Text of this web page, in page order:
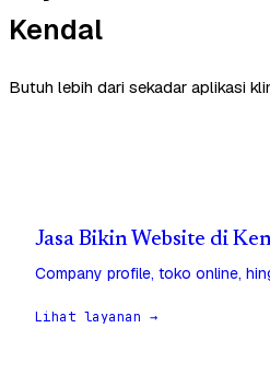
Kendal
Butuh lebih dari sekadar aplikasi
Jasa Bikin Website di
Company profile, toko online,
Lihat layanan →